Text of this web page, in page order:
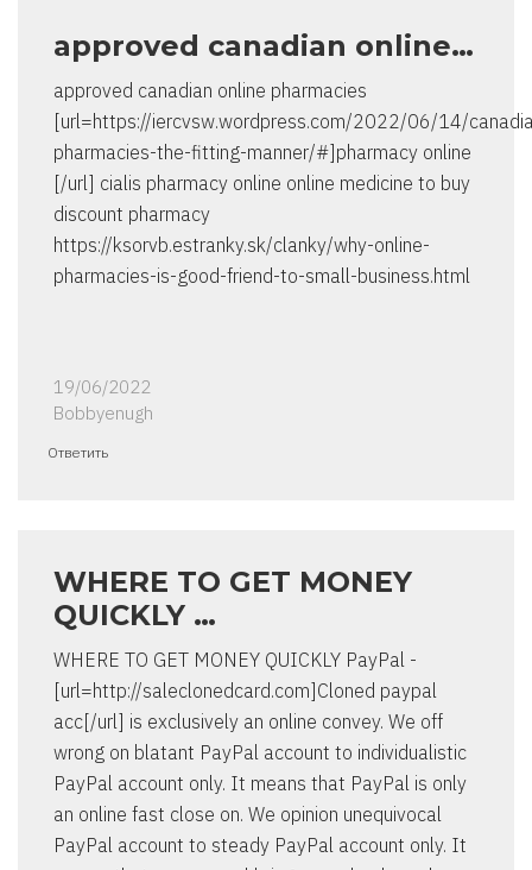
approved canadian online…
approved canadian online pharmacies
[url=https://iercvsw.wordpress.com/2022/06/14/
pharmacies-the-fitting-manner/#]pharmacy online
[/url] cialis pharmacy online online medicine to buy
discount pharmacy
https://ksorvb.estranky.sk/clanky/why-online-
pharmacies-is-good-friend-to-small-business.html
19/06/2022
Bobbyenugh
Ответить
WHERE TO GET MONEY
QUICKLY …
WHERE TO GET MONEY QUICKLY PayPal -
[url=http://saleclonedcard.com]Cloned paypal
acc[/url] is exclusively an online convey. We off
wrong on blatant PayPal account to individualistic
PayPal account only. It means that PayPal is only
an online fast close on. We opinion unequivocal
PayPal account to steady PayPal account only. It